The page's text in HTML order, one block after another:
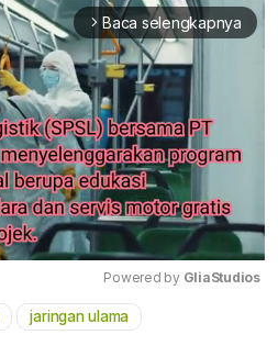
arrow_forward_ios Baca selengkapnya
Powered by GliaStudios
jaringan ulama